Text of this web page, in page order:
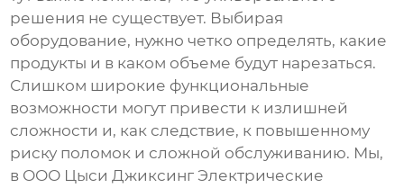
решения не существует. Выбирая
оборудование, нужно четко определять, какие
продукты и в каком объеме будут нарезаться.
Слишком широкие функциональные
возможности могут привести к излишней
сложности и, как следствие, к повышенному
риску поломок и сложной обслуживанию. Мы,
в ООО Цыси Джиксинг Электрические